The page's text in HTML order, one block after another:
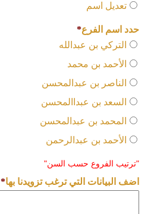
تعديل اسم
حدد اسم الفرع*
التركي بن عبدالله
الأحمد بن محمد
الناصر بن عبدالمحسن
السعد بن عبداالمحسن
المحمد بن عبدالمحسن
الأحمد بن عبدالرحمن
"ترتيب الفروع حسب السن"
اضف البيانات التي ترغب تزويدنا بها*